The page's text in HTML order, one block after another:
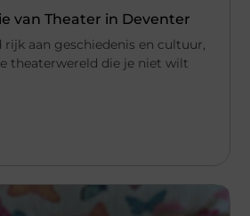
van Theater in Deventer
rijk aan geschiedenis en cultuur,
theaterwereld die je niet wilt